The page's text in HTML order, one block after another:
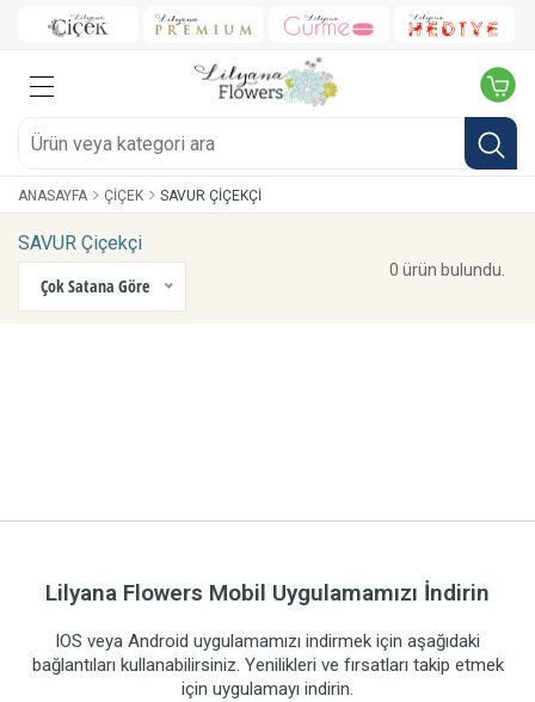
ANASAYFA ÇIÇEK SAVUR ÇIÇEKÇI
SAVUR Çiçekçi
Çok Satana Göre
0 ürün bulundu.
Lilyana Flowers Mobil Uygulamamızı İndirin
IOS veya Android uygulamamızı indirmek için aşağıdaki
bağlantıları kullanabilirsiniz. Yenilikleri ve fırsatları takip etmek
için uygulamayı indirin.